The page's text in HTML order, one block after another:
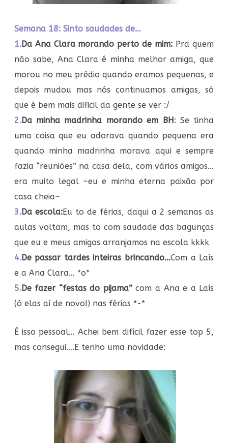
Semana 18: Sinto saudades de…
1.Da Ana Clara morando perto de mim: Pra quem
não sabe, Ana Clara é minha melhor amiga, que
morou no meu prédio quando eramos pequenas, e
depois mudou mas nós continuamos amigas, só
que é bem mais dificil da gente se ver :/
2.Da minha madrinha morando em BH : Se tinha
uma coisa que eu adorava quando pequena era
quando minha madrinha morava aqui e sempre
fazia “reuniões” na casa dela, com vários amigos…
era muito legal ~eu e minha eterna paixão por
casa cheia~
3.Da escola:Eu to de férias, daqui a 2 semanas as
aulas voltam, mas to com saudade das bagunças
que eu e meus amigos arranjamos na escola kkkk
4.De passar tardes inteiras brincando…Com a Laís
e a Ana Clara… *o*
5.De fazer “festas do pijama”com a Ana e a Laís
(ó elas aí de novo!) nas férias *-*
É isso pessoal… Achei bem difícil fazer esse top 5,
mas consegui….E tenho uma novidade: